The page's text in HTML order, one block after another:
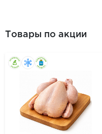
Товары по акции